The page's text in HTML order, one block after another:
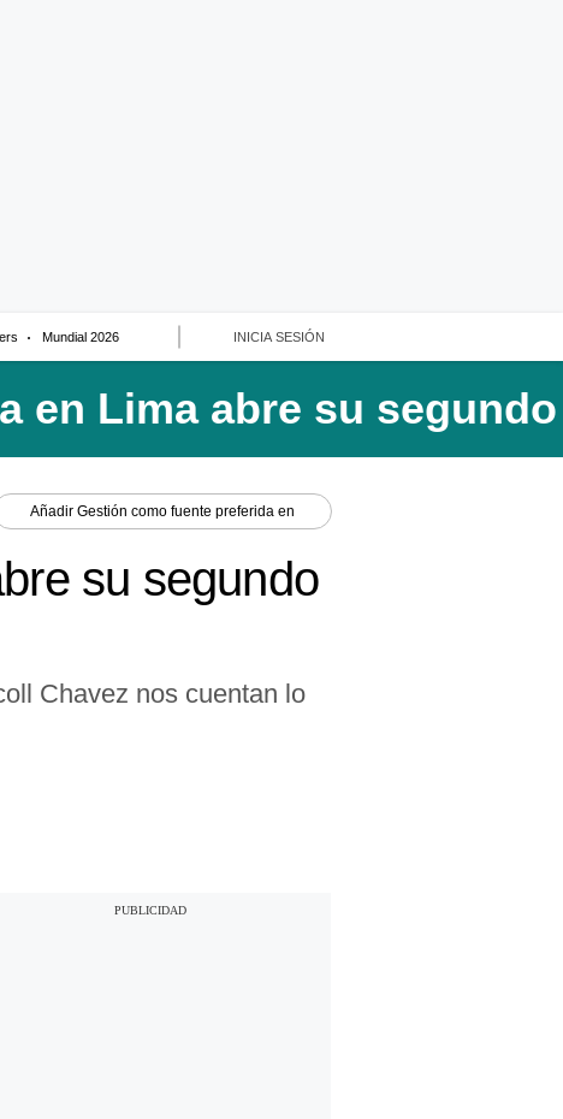
Mundial 2026 INICIA SESIÓN
Añadir Gestión como fuente preferida en
su segundo
Chavez nos cuentan lo